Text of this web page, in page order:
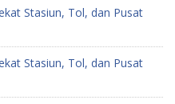
Stasiun, Tol, dan Pusat
Stasiun, Tol, dan Pusat